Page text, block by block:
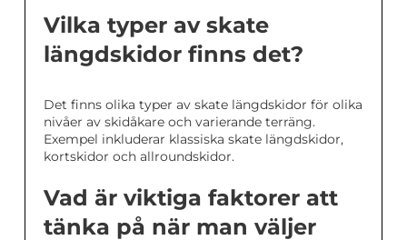
Vilka typer av skate
längdskidor finns det?
Det finns olika typer av skate längdskidor för olika
nivåer av skidåkare och varierande terräng.
Exempel inkluderar klassiska skate längdskidor,
kortskidor och allroundskidor.
Vad är viktiga faktorer att
tänka på när man väljer